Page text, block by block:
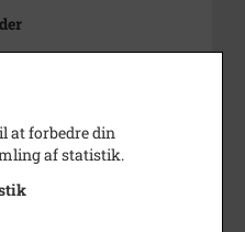
1910
Carl, fotograf (1878-
at forbedre din
af statistik.